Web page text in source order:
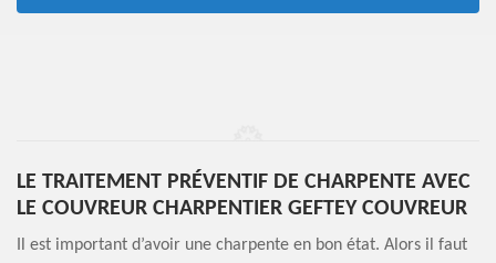
LE TRAITEMENT PRÉVENTIF DE CHARPENTE AVEC
LE COUVREUR CHARPENTIER GEFTEY COUVREUR
Il est important d’avoir une charpente en bon état. Alors il faut